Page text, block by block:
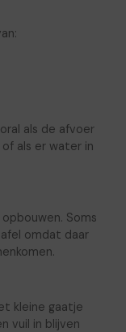
als de afvoer
als er water in
Soms
omdat daar
kleine gaatje
vuil in blijven